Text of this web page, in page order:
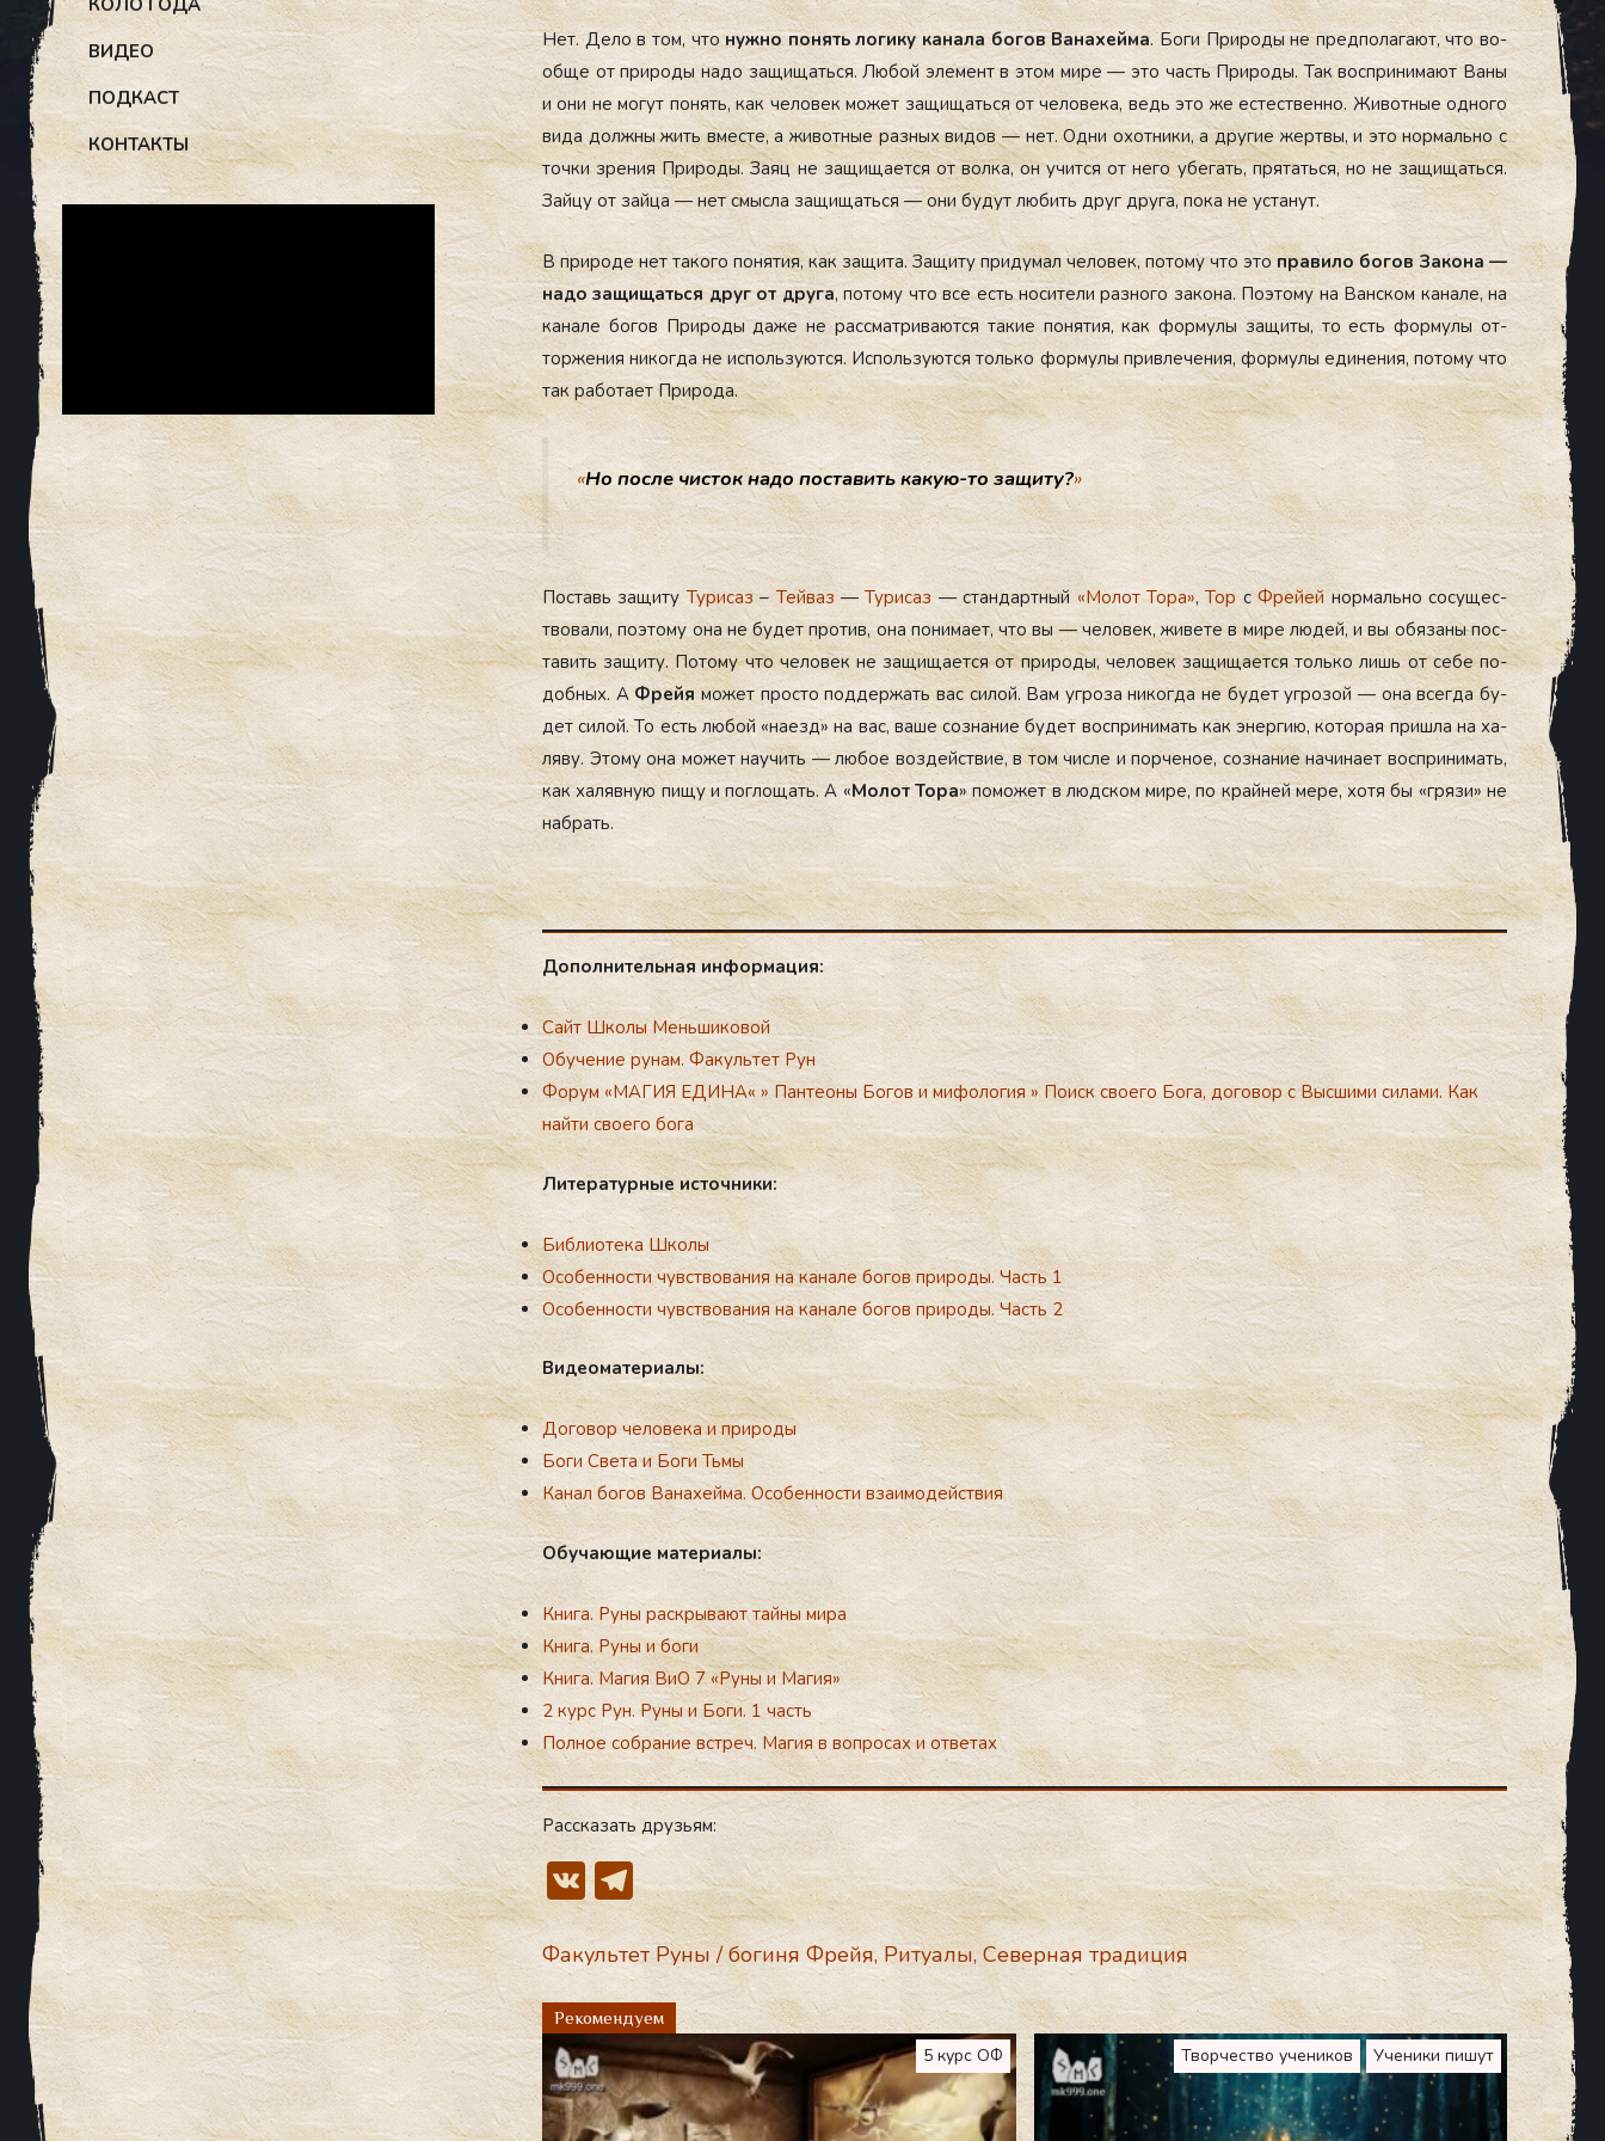
КОЛО ГОДА
ВИДЕО
ПОДКАСТ
КОНТАКТЫ
Нет. Де­ло в том, чтонуж­но по­нять ло­гику ка­нала бо­гов Ва­нахей­ма. Бо­ги При­роды не пред­по­лага­ют, что во­
об­ще от при­роды на­до за­щищать­ся. Лю­бой эле­мент в этом ми­ре — это часть При­роды. Так вос­при­нима­ют Ва­ны
и они не мо­гут по­нять, как че­ловек мо­жет за­щищать­ся от че­лове­ка, ведь это же ес­тес­твен­но. Жи­вот­ные од­но­го
ви­да дол­жны жить вмес­те, а жи­вот­ные раз­ных ви­дов — нет. Од­ни охот­ни­ки, а дру­гие жер­твы, и это нор­маль­но с
точ­ки зре­ния При­роды. За­яц не за­щища­ет­ся от вол­ка, он учит­ся от не­го убе­гать, пря­тать­ся, но не за­щищать­ся.
Зай­цу от зай­ца — нет смыс­ла за­щищать­ся — они бу­дут лю­бить друг дру­га, по­ка не ус­та­нут.
В при­роде нет та­кого по­нятия, как за­щита. За­щиту при­думал че­ловек, по­тому что этопра­вило бо­гов За­кона —
на­до за­щищать­ся друг от дру­га, по­тому что все есть но­сите­ли раз­но­го за­кона. По­это­му на Ван­ском ка­нале, на
ка­нале бо­гов При­роды да­же не рас­смат­ри­ва­ют­ся та­кие по­нятия, как фор­му­лы за­щиты, то есть фор­му­лы от­
торже­ния ни­ког­да не ис­поль­зу­ют­ся. Ис­поль­зу­ют­ся толь­ко фор­му­лы прив­ле­чения, фор­му­лы еди­нения, по­тому что
так ра­бота­ет При­рода.
«Но пос­ле чис­ток на­до пос­та­вить ка­кую-то за­щиту?»
Пос­тавь за­щитуТу­рисаз–Тей­ваз—Ту­рисаз — стан­дар­тный«Мо­лот То­ра»,ТорсФрей­ейнор­маль­но со­сущес­
тво­вали, по­это­му она не бу­дет про­тив, она по­нима­ет, что вы — че­ловек, жи­вете в ми­ре лю­дей, и вы обя­заны пос­
та­вить за­щиту. По­тому что че­ловек не за­щища­ет­ся от при­роды, че­ловек за­щища­ет­ся толь­ко лишь от се­бе по­
доб­ных. АФрейямо­жет прос­то под­держать вас си­лой. Вам уг­ро­за ни­ког­да не бу­дет уг­ро­зой — она всег­да бу­
дет си­лой. То есть лю­бой «на­езд» на вас, ва­ше соз­на­ние бу­дет вос­при­нимать как энер­гию, ко­торая приш­ла на ха­
ляву. Это­му она мо­жет на­учить — лю­бое воз­дей­ствие, в том чис­ле и пор­че­ное, соз­на­ние на­чина­ет вос­при­нимать,
как ха­ляв­ную пи­щу и пог­ло­щать. А «Мо­лот То­ра» по­может в люд­ском ми­ре, по край­ней ме­ре, хо­тя бы «гря­зи» не
наб­рать.
До­пол­ни­тель­ная ин­фор­ма­ция:
Сайт Школы Меньшиковой
Обучение рунам. Факультет Рун
Форум «МАГИЯ ЕДИНА«»Пантеоны Богов и мифология»Поиск своего Бога, договор с Высшими силами. Как
найти своего бога
Ли­те­ра­тур­ные ис­точ­ни­ки:
Библиотека Школы
Особенности чувствования на канале богов природы. Часть 1
Особенности чувствования на канале богов природы. Часть 2
Ви­де­ома­те­ри­алы:
Договор человека и природы
Боги Света и Боги Тьмы
Канал богов Ванахейма. Особенности взаимодействия
Обу­ча­ющие ма­те­ри­алы:
Книга. Руны раскрывают тайны мира
Книга. Руны и боги
Книга. Магия ВиО 7 «Руны и Магия»
2 курс Рун. Руны и Боги. 1 часть
Полное собрание встреч. Магия в вопросах и ответах
Рассказать друзьям:
V
K
T
el
e
gr
a
m
Факультет Руны/богиня Фрейя,Ритуалы,Северная традиция
Рекомендуем
5 курс ОФ Творчество учеников Ученики пишут